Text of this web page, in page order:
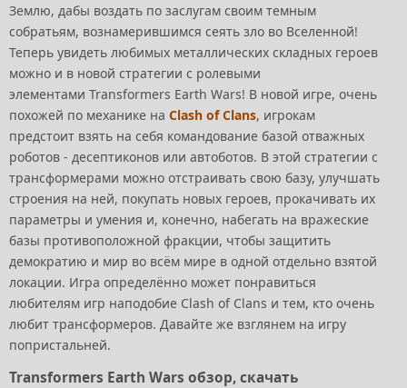
Землю, дабы воздать по заслугам своим темным
собратьям, вознамерившимся сеять зло во Вселенной!
Теперь увидеть любимых металлических складных героев
можно и в новой стратегии с ролевыми
элементами Transformers Earth Wars! В новой игре, очень
похожей по механике на Clash of Clans, игрокам
предстоит взять на себя командование базой отважных
роботов - десептиконов или автоботов. В этой стратегии с
трансформерами можно отстраивать свою базу, улучшать
строения на ней, покупать новых героев, прокачивать их
параметры и умения и, конечно, набегать на вражеские
базы противоположной фракции, чтобы защитить
демократию и мир во всём мире в одной отдельно взятой
локации. Игра определённо может понравиться
любителям игр наподобие Clash of Clans и тем, кто очень
любит трансформеров. Давайте же взглянем на игру
попристальней.
Transformers Earth Wars обзор, скачать